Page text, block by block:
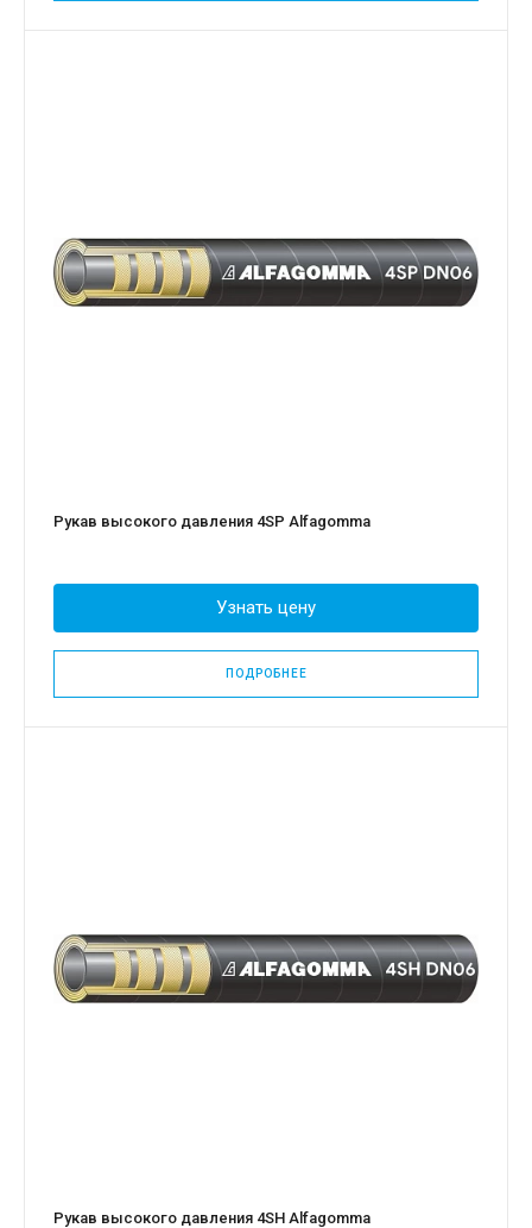
Рукав высокого давления 4SP Alfagomma
Узнать цену
ПОДРОБНЕЕ
Рукав высокого давления 4SH Alfagomma